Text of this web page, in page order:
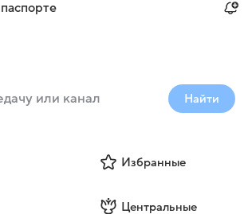
Найти
Избранные
Центральные